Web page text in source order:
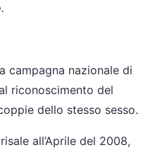
campagna nazionale di
riconoscimento del
dello stesso sesso.
all’Aprile del 2008,